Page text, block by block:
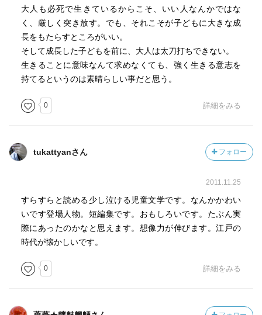
大人も必死で生きているからこそ、いい人なんかではな
く、厳しく突き放す。でも、それこそが子どもに大きな成
長をもたらすところがいい。
そして成長した子どもを前に、大人は太刀打ちできない。
生きることに意味なんて求めなくても、強く生きる意志を
持てるというのは素晴らしい事だと思う。
0 詳細をみる
tukattyanさん フォロー
2011.11.25
すらすらと読める少し泣ける児童文学です。なんかかわい
いです登場人物。短編集です。おもしろいです。たぶん実
際にあったのかなと思えます。想像力が伸びます。江戸の
時代が懐かしいです。
0 詳細をみる